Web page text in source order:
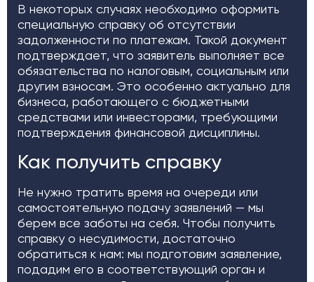
В некоторых случаях необходимо оформить
специальную справку об отсутствии
задолженности по платежам. Такой документ
подтверждает, что заявитель выполняет все
обязательства по налоговым, социальным или
другим взносам. Это особенно актуально для
бизнеса, работающего с бюджетными
средствами или инвесторами, требующими
подтверждения финансовой дисциплины.
Как получить справку
Не нужно тратить время на очереди или
самостоятельную подачу заявлений — мы
берем все заботы на себя. Чтобы получить
справку о несудимости, достаточно
обратиться к нам: мы подготовим заявление,
подадим его в соответствующий орган и